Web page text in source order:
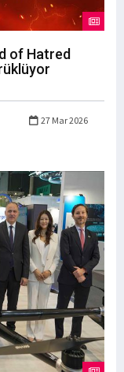
of Hatred
27 Mar 2026